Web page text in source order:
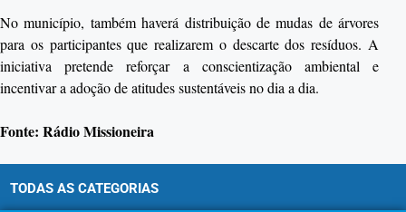
No município, também haverá distribuição de mudas de árvores
para os participantes que realizarem o descarte dos resíduos. A
iniciativa pretende reforçar a conscientização ambiental e
incentivar a adoção de atitudes sustentáveis no dia a dia.
Fonte: Rádio Missioneira
TODAS AS CATEGORIAS